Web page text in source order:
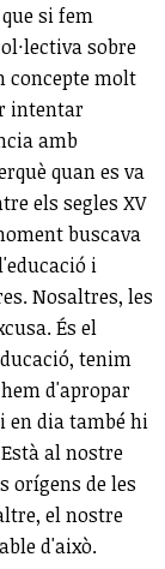
si fem
sobre
concepte molt
intentar
amb
quan es va
els segles XV
buscava
i
Nosaltres, les
És el
tenim
d'apropar
en dia també hi
al nostre
orígens de les
el nostre
d'això.